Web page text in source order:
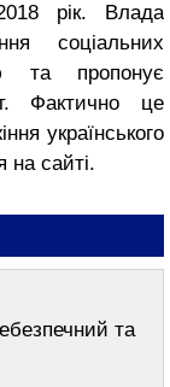
рік. Влада
соціальних
та пропонує
Фактично це
українського
на сайті.
та